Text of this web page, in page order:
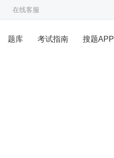
在线客服
题库 考试指南 搜题APP